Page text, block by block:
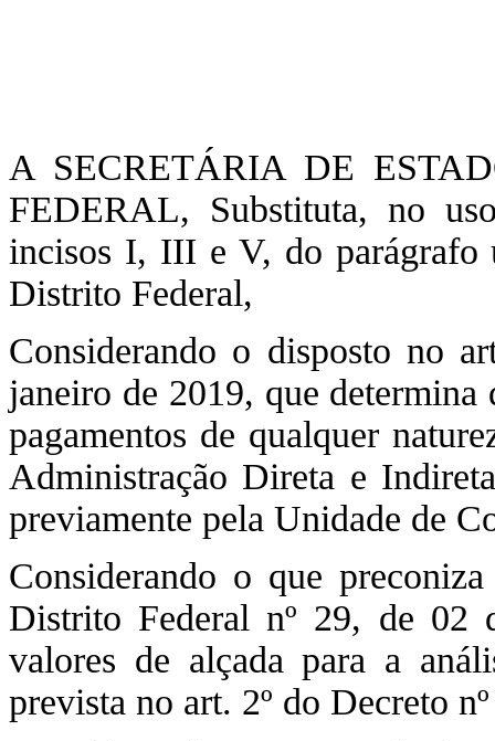
A SECRETÁRIA DE
FEDERAL, Substituta, no
incisos I, III e V, do parágrafo
Distrito Federal,
Considerando o disposto no
janeiro de 2019, que determina
pagamentos de qualquer
Administração Direta e
previamente pela Unidade de
Considerando o que
Distrito Federal nº 29, de 02
valores de alçada para a
prevista no art. 2º do Decreto